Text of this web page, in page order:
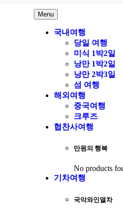
Menu
국내여행
당일 여행
미식 1박2일
낭만 1박2일
낭만 2박3일
섬 여행
해외여행
중국여행
크루즈
협찬사여행
만원의 행복
No products
기차여행
국악와인열차